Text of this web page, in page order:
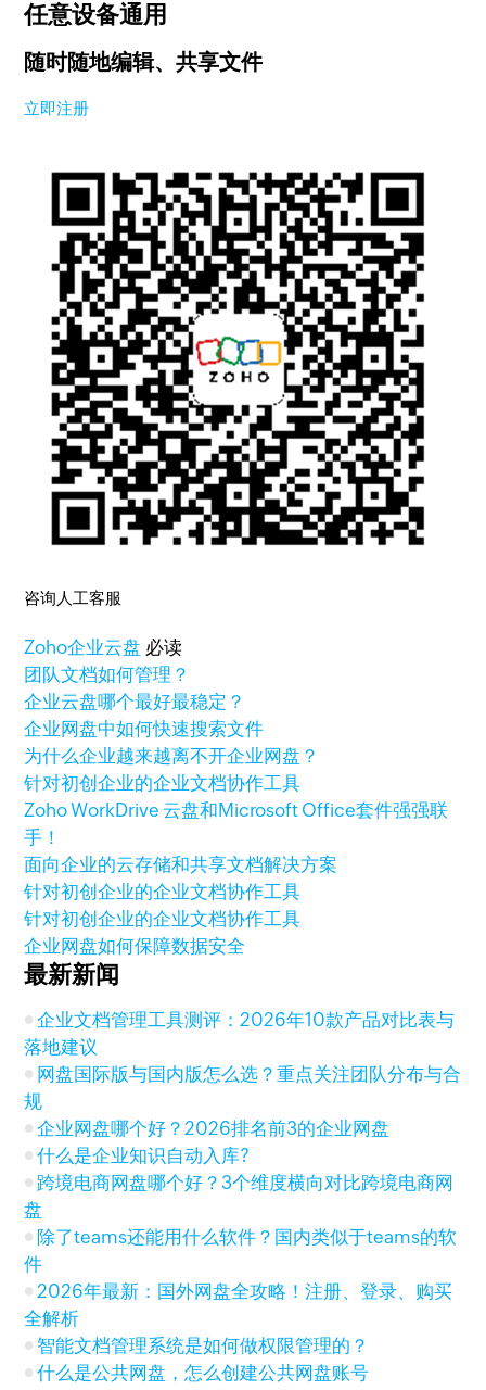
任意设备通用
随时随地编辑、共享文件
立即注册
咨询人工客服
Zoho企业云盘 必读
团队文档如何管理？
企业云盘哪个最好最稳定？
企业网盘中如何快速搜索文件
为什么企业越来越离不开企业网盘？
针对初创企业的企业文档协作工具
Zoho WorkDrive 云盘和Microsoft Office套件强强联
手！
面向企业的云存储和共享文档解决方案
针对初创企业的企业文档协作工具
针对初创企业的企业文档协作工具
企业网盘如何保障数据安全
最新新闻
企业文档管理工具测评：2026年10款产品对比表与
落地建议
网盘国际版与国内版怎么选？重点关注团队分布与合
规
企业网盘哪个好？2026排名前3的企业网盘
什么是企业知识自动入库?
跨境电商网盘哪个好？3个维度横向对比跨境电商网
盘
除了teams还能用什么软件？国内类似于teams的软
件
2026年最新：国外网盘全攻略！注册、登录、购买
全解析
智能文档管理系统是如何做权限管理的？
什么是公共网盘，怎么创建公共网盘账号